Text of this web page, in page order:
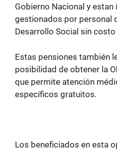
Gobierno Nacional y
gestionados por personal
Desarrollo Social sin
Estas pensiones también
posibilidad de obtener la
que permite atención
específicos gratuitos.
Los beneficiados en esta